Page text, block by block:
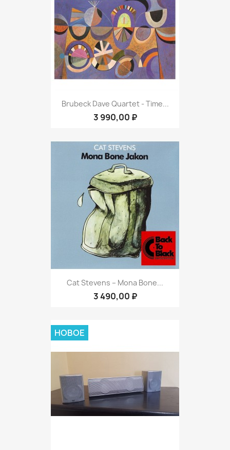
Brubeck Dave Quartet - Time...
3 990,00 ₽
Cat Stevens ‎– Mona Bone...
3 490,00 ₽
НОВОЕ